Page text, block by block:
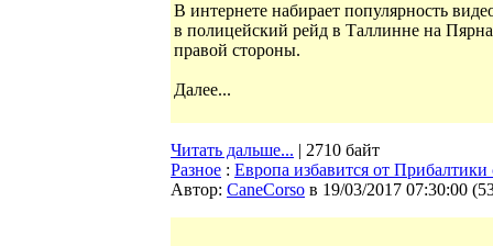
В интернете набирает популярность
в полицейский рейд в Таллинне на
правой стороны.
Далее...
Читать дальше... | 2710 байт
Разное : Европа избавится от
Автор: CaneCorso в 19/03/2017 07:30:00 (